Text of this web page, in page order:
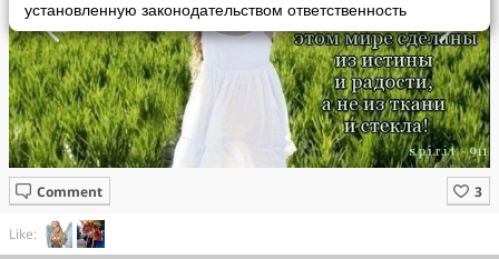
установленную законодательством ответственность
Comment
Like: